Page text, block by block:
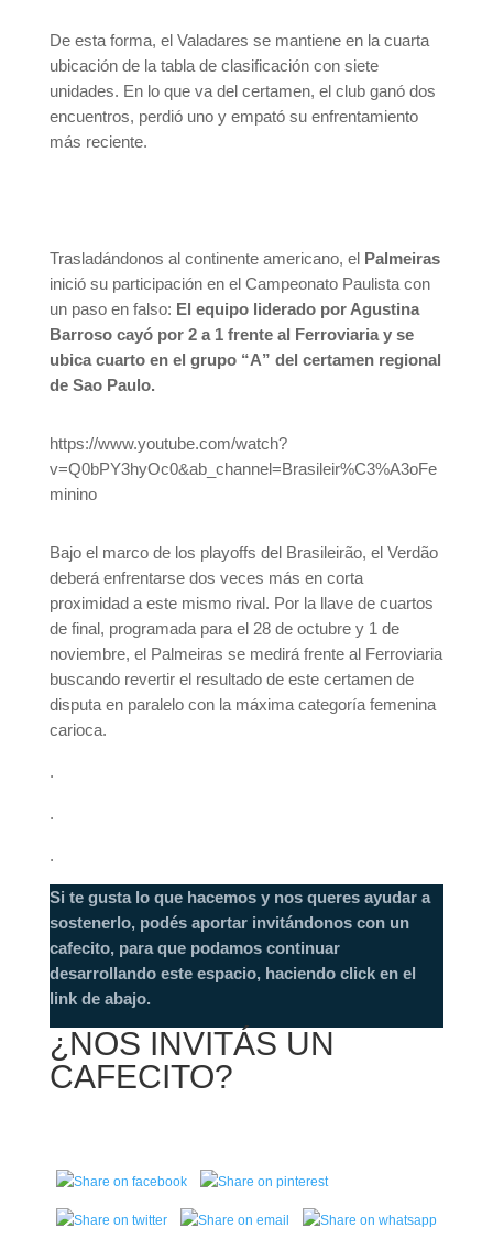
De esta forma, el Valadares se mantiene en la cuarta
ubicación de la tabla de clasificación con siete
unidades. En lo que va del certamen, el club ganó dos
encuentros, perdió uno y empató su enfrentamiento
más reciente.
Trasladándonos al continente americano, el Palmeiras
inició su participación en el Campeonato Paulista con
un paso en falso: El equipo liderado por Agustina
Barroso cayó por 2 a 1 frente al Ferroviaria y se
ubica cuarto en el grupo “A” del certamen regional
de Sao Paulo.
https://www.youtube.com/watch?
v=Q0bPY3hyOc0&ab_channel=Brasileir%C3%A3oFe
minino
Bajo el marco de los playoffs del Brasileirão, el Verdão
deberá enfrentarse dos veces más en corta
proximidad a este mismo rival. Por la llave de cuartos
de final, programada para el 28 de octubre y 1 de
noviembre, el Palmeiras se medirá frente al Ferroviaria
buscando revertir el resultado de este certamen de
disputa en paralelo con la máxima categoría femenina
carioca.
.
.
.
Si te gusta lo que hacemos y nos queres ayudar a
sostenerlo, podés aportar invitándonos con un
cafecito, para que podamos continuar
desarrollando este espacio, haciendo click en el
link de abajo.
¿NOS INVITÁS UN
CAFECITO?